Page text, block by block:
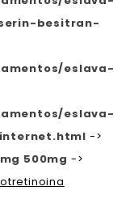
besitran-
eslava-
eslava-
->
500mg ->